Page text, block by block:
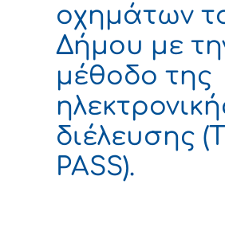
οχημάτων
Δήμου με
μέθοδο της
διέλευσης
PASS).